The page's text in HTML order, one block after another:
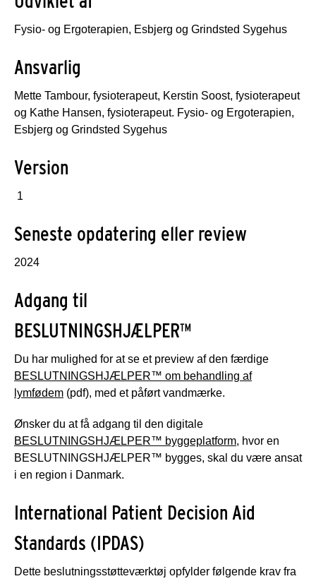
Fysio- og Ergoterapien, Esbjerg og Grindsted Sygehus
Ansvarlig
Mette Tambour, fysioterapeut, Kerstin Soost, fysioterapeut
og Kathe Hansen, fysioterapeut. Fysio- og Ergoterapien,
Esbjerg og Grindsted Sygehus
Version
1
Seneste opdatering eller review
2024
Adgang til
BESLUTNINGSHJÆLPER™
Du har mulighed for at se et preview af den færdige
BESLUTNINGSHJÆLPER™ om behandling af
lymfødem (pdf), med et påført vandmærke.
Ønsker du at få adgang til den digitale
BESLUTNINGSHJÆLPER™ byggeplatform, hvor en
BESLUTNINGSHJÆLPER™ bygges, skal du være ansat
i en region i Danmark.
International Patient Decision Aid
Standards (IPDAS)
Dette beslutningsstøtteværktøj opfylder følgende krav fra